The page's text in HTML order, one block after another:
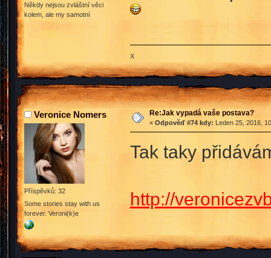
Někdy nejsou zvláštní věci
kolem, ale my samotní
X
Veronice Nomers
Příspěvků: 32
Some stories stay with us
forever. Veroni(k)e
Re:Jak vypadá vaše postava?
« Odpověď #74 kdy: Leden 25, 2016,
Tak taky
http://